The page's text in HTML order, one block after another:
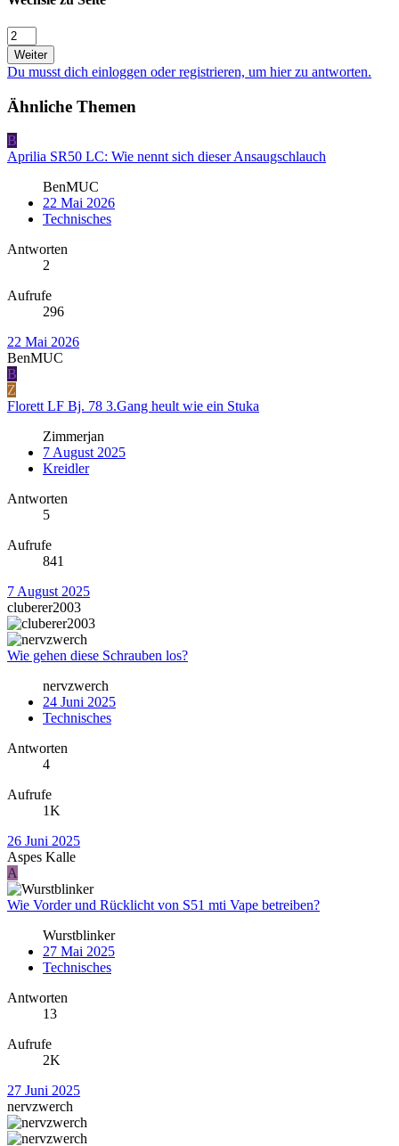
Weiter
Du musst dich einloggen oder registrieren, um hier zu antworten.
Ähnliche Themen
B
Aprilia SR50 LC: Wie nennt sich dieser Ansaugschlauch
BenMUC
22 Mai 2026
Technisches
Antworten
2
Aufrufe
296
22 Mai 2026
BenMUC
B
Z
Florett LF Bj. 78 3.Gang heult wie ein Stuka
Zimmerjan
7 August 2025
Kreidler
Antworten
5
Aufrufe
841
7 August 2025
cluberer2003
Wie gehen diese Schrauben los?
nervzwerch
24 Juni 2025
Technisches
Antworten
4
Aufrufe
1K
26 Juni 2025
Aspes Kalle
A
Wie Vorder und Rücklicht von S51 mti Vape betreiben?
Wurstblinker
27 Mai 2025
Technisches
Antworten
13
Aufrufe
2K
27 Juni 2025
nervzwerch